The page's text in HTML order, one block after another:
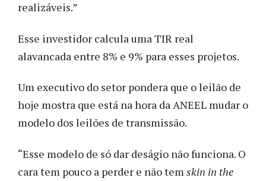
realizáveis.”
Esse investidor calcula uma TIR real
alavancada entre 8% e 9% para esses projetos.
Um executivo do setor pondera que o leilão de
hoje mostra que está na hora da ANEEL mudar o
modelo dos leilões de transmissão.
“Esse modelo de só dar deságio não funciona. O
cara tem pouco a perder e não tem skin in the